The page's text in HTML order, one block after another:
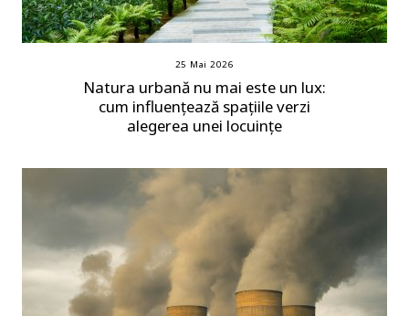
25 Mai 2026
Natura urbană nu mai este un lux:
cum influențează spațiile verzi
alegerea unei locuințe